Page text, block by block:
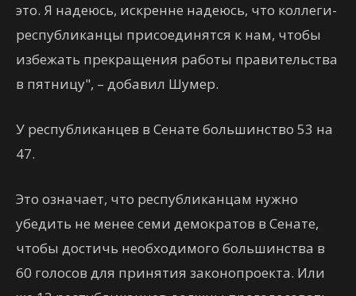
это. Я надеюсь, искренне надеюсь, что коллеги-
республиканцы присоединятся к нам, чтобы
избежать прекращения работы правительства
в пятницу", – добавил Шумер.
У республиканцев в Сенате большинство 53 на
47.
Это означает, что республиканцам нужно
убедить не менее семи демократов в Сенате,
чтобы достичь необходимого большинства в
60 голосов для принятия законопроекта. Или